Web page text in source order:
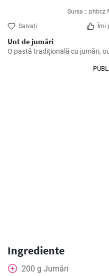
Sursa :: phbcz
Salvați Îmi
Unt de jumări
O pastă tradițională cu jumări,
Ingrediente
200 g Jumări